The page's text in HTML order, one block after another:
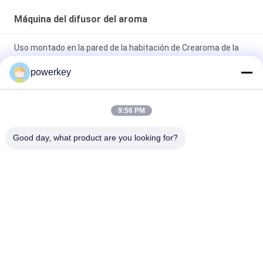
Máquina del difusor del aroma
Uso montado en la pared de la habitación de Crearoma de la
botella de la máquina 100ml del difusor del aroma
Máquina casera eléctrica Materail de acero 28.5W 24V del
eléctrico de la HVAC de Crearoma que sospecha
powerkey
9:56 PM
Good day, what product are you looking for?